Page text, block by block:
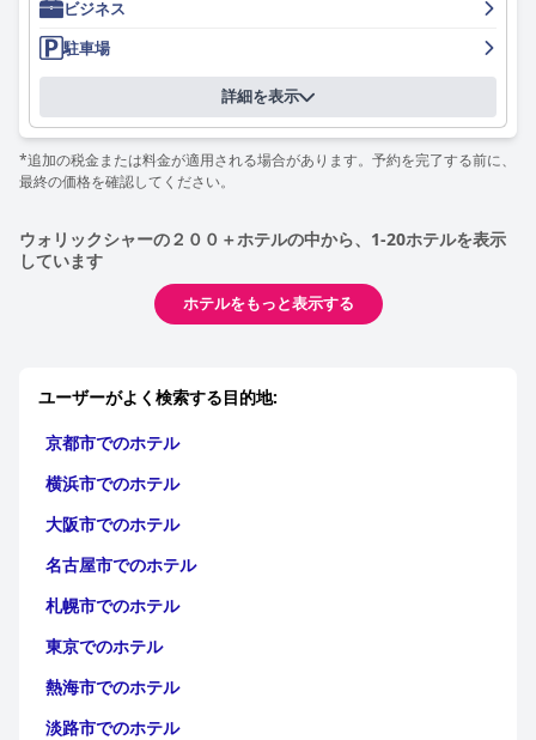
の宿泊客は量が少ないことや特定の料理に不満を感じたことを指
摘しています。
ホテルの客室は、多様でユニークな装飾、清潔さ、そしてモダン
なスタイルで高く評価されています。多くの宿泊客が、ベッドの
快適さと設備の整った設備を称賛しています。一部の客室はもっ
と広く、暖かくあるべきだと指摘する人もいますが、全体的なフ
ィードバックは、快適で居心地の良い宿泊施設を強調していま
ホテル全体の清潔さは一貫して非常に高く評価されており、共有
スペースからダイニングルームまで、ホテルの隅々まできれいな
状態が保たれています。頻繁な肯定的な意見にまとめられている
ように、スタッフのフレンドリーさ、プロ意識、そして卓越した
の提供をポジティブなアメニティとして評価しています。一方、
な広さと無料であることで好意的に見られています。ホテルが犬
に優しいことへの取り組みも際立っており、ペット専用のエリア
が設けられ、スタッフは犬とその飼い主の両方にとって快適な体
験を保証しています。
全体として、グリムスコート マナー ホテルは、快適で清潔、そ
そして卓越したスタッフサービスによって特徴づけられます。便
旅行者にとって強くお勧めできる選択肢となっています。
ビジネス
駐車場
詳細を表示
*追加の税金または料金が適用される場合があります。予約を完了する前に、
最終の価格を確認してください。
ウォリックシャーの２００＋ホテルの中から、1-20ホテルを表示
しています
ホテルをもっと表示する
ユーザーがよく検索する目的地:
京都市でのホテル
横浜市でのホテル
大阪市でのホテル
名古屋市でのホテル
札幌市でのホテル
東京でのホテル
熱海市でのホテル
淡路市でのホテル